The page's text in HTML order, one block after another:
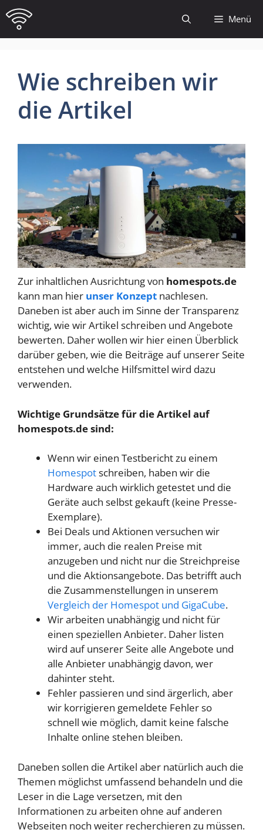
Zum
Inhalt
springen
Menü
Wie schreiben wir
die Artikel
Zur inhaltlichen Ausrichtung von homespots.de
kann man hier unser Konzept nachlesen.
Daneben ist aber auch im Sinne der Transparenz
wichtig, wie wir Artikel schreiben und Angebote
bewerten. Daher wollen wir hier einen Überblick
darüber geben, wie die Beiträge auf unserer Seite
entstehen und welche Hilfsmittel wird dazu
verwenden.
Wichtige Grundsätze für die Artikel auf
homespots.de sind:
Wenn wir einen Testbericht zu einem
Homespotschreiben, haben wir die
Hardware auch wirklich getestet und die
Geräte auch selbst gekauft (keine Presse-
Exemplare).
Bei Deals und Aktionen versuchen wir
immer, auch die realen Preise mit
anzugeben und nicht nur die Streichpreise
und die Aktionsangebote. Das betrifft auch
die Zusammenstellungen in unserem
Vergleich der Homespot und GigaCube.
Wir arbeiten unabhängig und nicht für
einen speziellen Anbieter. Daher listen
wird auf unserer Seite alle Angebote und
alle Anbieter unabhängig davon, wer
dahinter steht.
Fehler passieren und sind ärgerlich, aber
wir korrigieren gemeldete Fehler so
schnell wie möglich, damit keine falsche
Inhalte online stehen bleiben.
Daneben sollen die Artikel aber natürlich auch die
Themen möglichst umfassend behandeln und die
Leser in die Lage versetzen, mit den
Informationen zu arbeiten ohne auf anderen
Webseiten noch weiter recherchieren zu müssen.